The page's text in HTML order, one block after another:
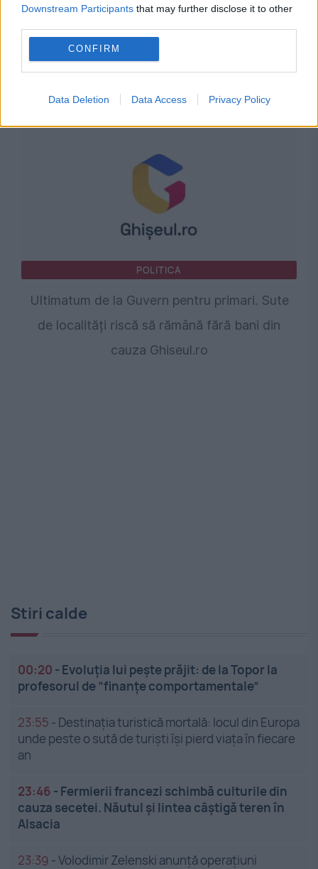
Downstream Participants that may further disclose it to other
CONFIRM
Data Deletion Data Access Privacy Policy
JUSTITIE
Acuzații teribile în cazul lui Cătălin Avramescu.
Șase procese cu fosta parteneră, ambii
invocând abuzarea copiilor
POLITICA
Ultimatum de la Guvern pentru primari. Sute
de localități riscă să rămână fără bani din
cauza Ghiseul.ro
Stiri calde
00:20 - Evoluția lui pește prăjit: de la Topor la
profesorul de ”finanțe comportamentale”
23:55 - Destinația turistică mortală: locul din Europa
unde peste o sută de turiști își pierd viața în fiecare
an
23:46 - Fermierii francezi schimbă culturile din
cauza secetei. Năutul și lintea câștigă teren în
Alsacia
23:39 -Volodimir Zelenski anunță operațiuni